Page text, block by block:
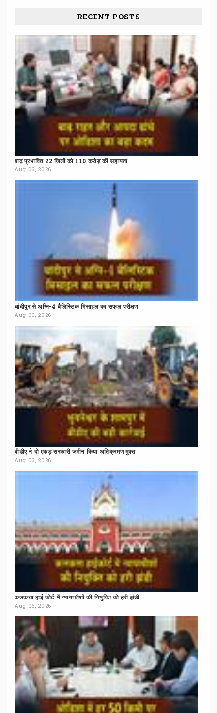
RECENT POSTS
बाढ़ प्रभावित 22 जिलों को 110 करोड़ की सहायता
Aug 06, 2026
चांदीपुर से अग्नि-4 बैलिस्टिक मिसाइल का सफल परीक्षण
Aug 06, 2026
बीडीए ने दो एकड़ सरकारी जमीन किया अतिक्रमण मुक्त
Aug 06, 2026
कलकत्ता हाई कोर्ट में न्यायाधीशों की नियुक्ति को हरी झंडी
Aug 06, 2026